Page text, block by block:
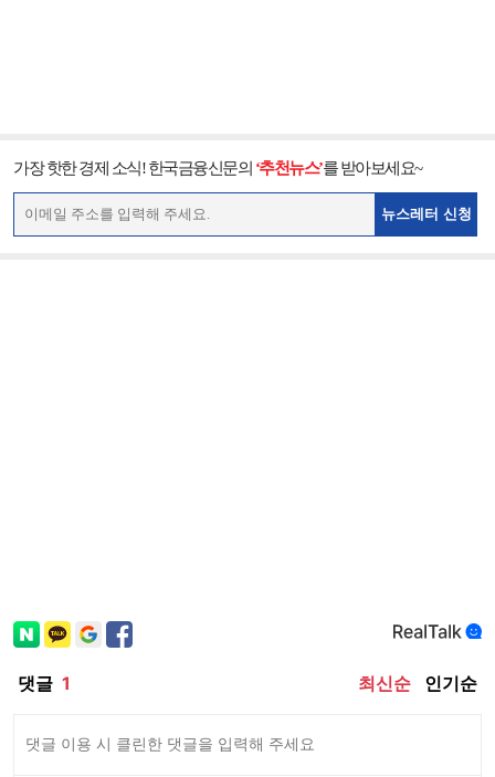
가장 핫한 경제 소식! 한국금융신문의 ‘추천뉴스’를 받아보세요~
뉴스레터 신청